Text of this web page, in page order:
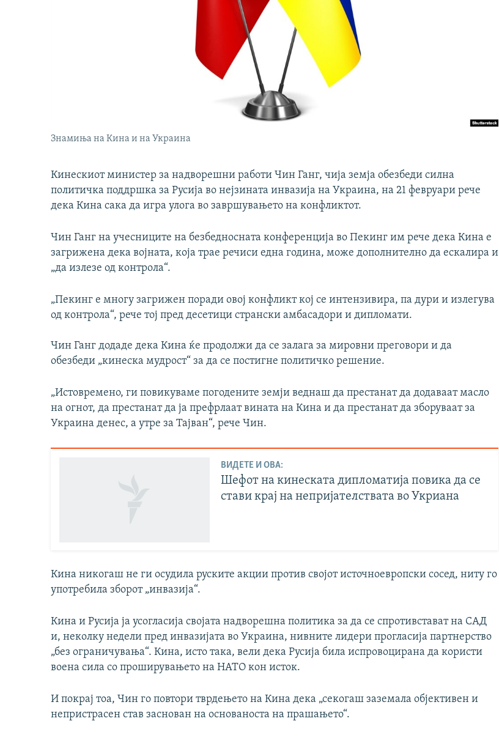
Знамиња на Кина и на Украина
Кинескиот министер за надворешни работи Чин Ганг, чија земја обезбеди силна
политичка поддршка за Русија во нејзината инвазија на Украина, на 21 февруари рече
дека Кина сака да игра улога во завршувањето на конфликтот.
Чин Ганг на учесниците на безбедносната конференција во Пекинг им рече дека Кина е
загрижена дека војната, која трае речиси една година, може дополнително да ескалира и
„да излезе од контрола“.
„Пекинг е многу загрижен поради овој конфликт кој се интензивира, па дури и излегува
од контрола“, рече тој пред десетици странски амбасадори и дипломати.
Чин Ганг додаде дека Кина ќе продолжи да се залага за мировни преговори и да
обезбеди „кинеска мудрост“ за да се постигне политичко решение.
„Истовремено, ги повикуваме погодените земји веднаш да престанат да додаваат масло
на огнот, да престанат да ја префрлаат вината на Кина и да престанат да зборуваат за
Украина денес, а утре за Тајван“, рече Чин.
ВИДЕТЕ И ОВА:
Шефот на кинеската дипломатија повика да се
стави крај на непријателствата во Укриана
Кина никогаш не ги осудила руските акции против својот источноевропски сосед, ниту го
употребила зборот „инвазија“.
Кина и Русија ја усогласија својата надворешна политика за да се спротивстават на САД
и, неколку недели пред инвазијата во Украина, нивните лидери прогласија партнерство
„без ограничувања“. Кина, исто така, вели дека Русија била испровоцирана да користи
воена сила со проширувањето на НАТО кон исток.
И покрај тоа, Чин го повтори тврдењето на Кина дека „секогаш заземала објективен и
непристрасен став заснован на основаноста на прашањето“.